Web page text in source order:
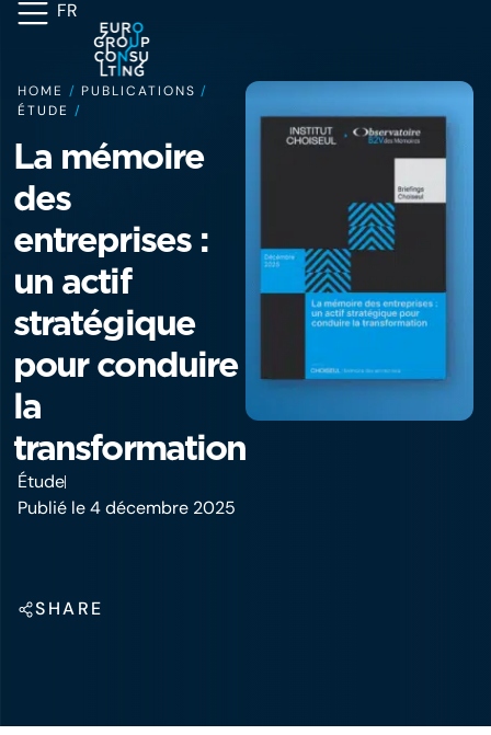
FR
HOME / PUBLICATIONS /
ÉTUDE /
La mémoire
des
entreprises :
un actif
stratégique
pour conduire
la
transformation
Étude
Publié le 4 décembre 2025
SHARE